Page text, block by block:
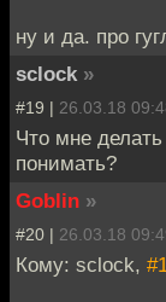
ну и да. про
sclock »
#19 | 26.03.18
Что мне
понимать?
Goblin »
#20 | 26.03.18
Кому: sclock,